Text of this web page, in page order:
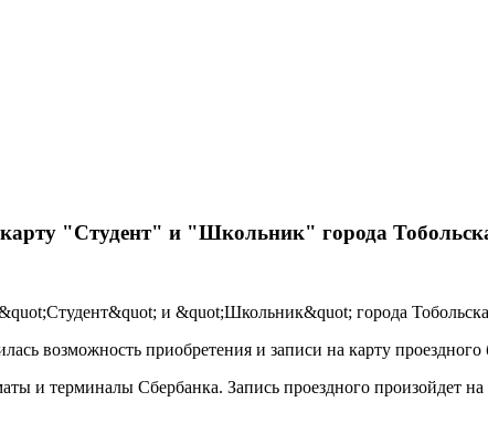
карту "Студент" и "Школьник" города
возможность приобретения и записи на карту
и терминалы Сбербанка. Запись проездного произойдет на